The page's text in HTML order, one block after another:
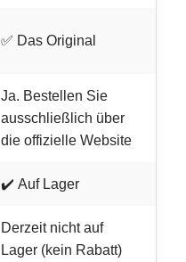
✅ Das Original
Ja. Bestellen Sie
ausschließlich über
die offizielle Website
✔️ Auf Lager
Derzeit nicht auf
Lager (kein Rabatt)